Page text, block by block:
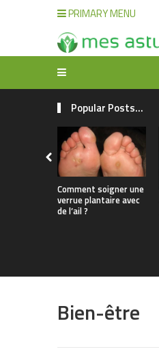
PRIMARY MENU
Popular Posts...
Comment soigner une
verrue plantaire avec
de l’ail ?
Bien-être